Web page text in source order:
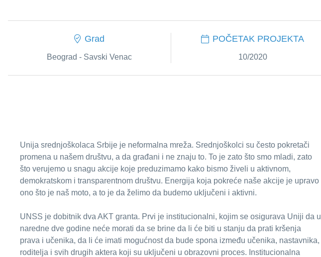
Grad
Beograd - Savski Venac
POČETAK PROJEKTA
10/2020
Unija srednjoškolaca Srbije je neformalna mreža. Srednjoškolci su često pokretači
promena u našem društvu, a da građani i ne znaju to. To je zato što smo mladi, zato
što verujemo u snagu akcije koje preduzimamo kako bismo živeli u aktivnom,
demokratskom i transparentnom društvu. Energija koja pokreće naše akcije je upravo
ono što je naš moto, a to je da želimo da budemo uključeni i aktivni.
UNSS je dobitnik dva AKT granta. Prvi je institucionalni, kojim se osigurava Uniji da u
naredne dve godine neće morati da se brine da li će biti u stanju da prati kršenja
prava i učenika, da li će imati mogućnost da bude spona između učenika, nastavnika,
roditelja i svih drugih aktera koji su uključeni u obrazovni proces. Institucionalna